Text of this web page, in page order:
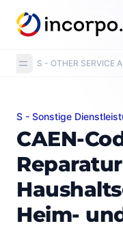
springen
S - OTHER SERVICE
CAEN-Code 9522:
S - Sonstige
CAEN-
Heim-